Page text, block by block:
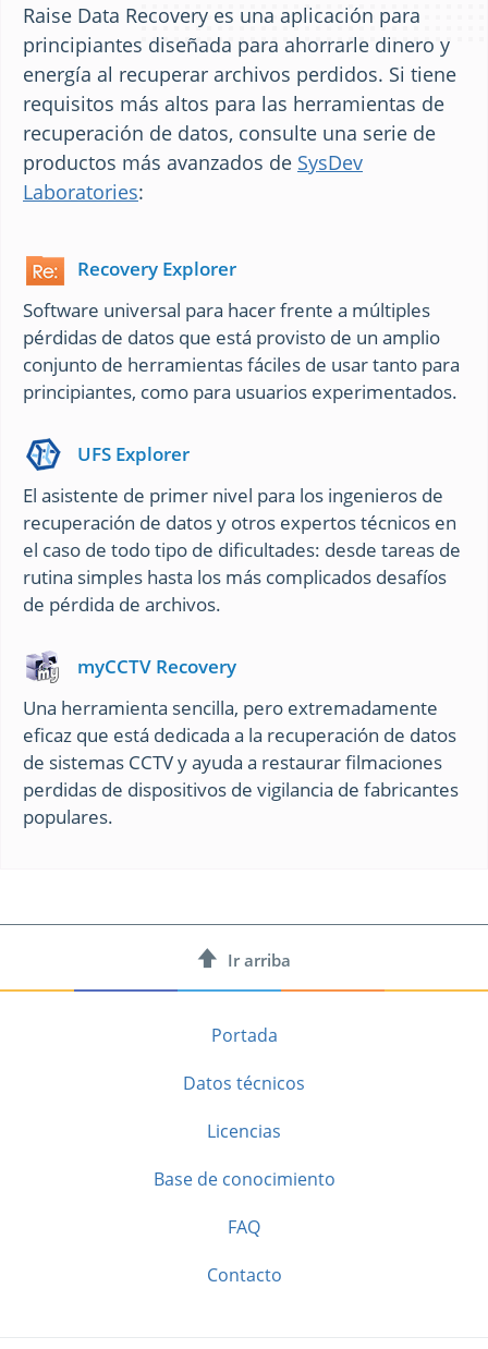
Raise Data Recovery es una aplicación para
principiantes diseñada para ahorrarle dinero y
energía al recuperar archivos perdidos. Si tiene
requisitos más altos para las herramientas de
recuperación de datos, consulte una serie de
productos más avanzados de SysDev
Laboratories:
Recovery Explorer
Software universal para hacer frente a múltiples
pérdidas de datos que está provisto de un amplio
conjunto de herramientas fáciles de usar tanto para
principiantes, como para usuarios experimentados.
UFS Explorer
El asistente de primer nivel para los ingenieros de
recuperación de datos y otros expertos técnicos en
el caso de todo tipo de dificultades: desde tareas de
rutina simples hasta los más complicados desafíos
de pérdida de archivos.
myCCTV Recovery
Una herramienta sencilla, pero extremadamente
eficaz que está dedicada a la recuperación de datos
de sistemas CCTV y ayuda a restaurar filmaciones
perdidas de dispositivos de vigilancia de fabricantes
populares.
Ir arriba
Portada
Datos técnicos
Licencias
Base de conocimiento
FAQ
Contacto